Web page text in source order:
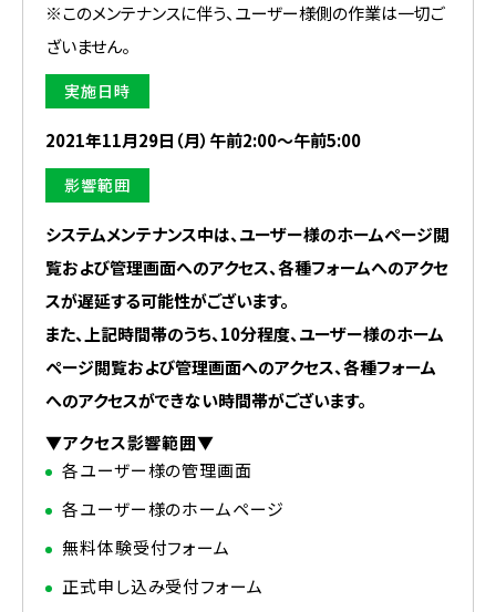
※このメンテナンスに伴う、ユーザー様側の作業は一切ご
ざいません。
実施日時
2021年11月29日（月）午前2:00～午前5:00
影響範囲
システムメンテナンス中は、ユーザー様のホームページ閲
覧および管理画面へのアクセス、各種フォームへのアクセ
スが遅延する可能性がございます。
また、上記時間帯のうち、10分程度、ユーザー様のホーム
ページ閲覧および管理画面へのアクセス、各種フォーム
へのアクセスができない時間帯がございます。
▼アクセス影響範囲▼
各ユーザー様の管理画面
各ユーザー様のホームページ
無料体験受付フォーム
正式申し込み受付フォーム